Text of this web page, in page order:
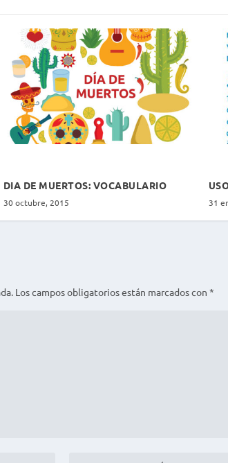
DIA DE MUERTOS: VOCABULARIO
30 octubre, 2015 31
Los campos obligatorios están marcados con*